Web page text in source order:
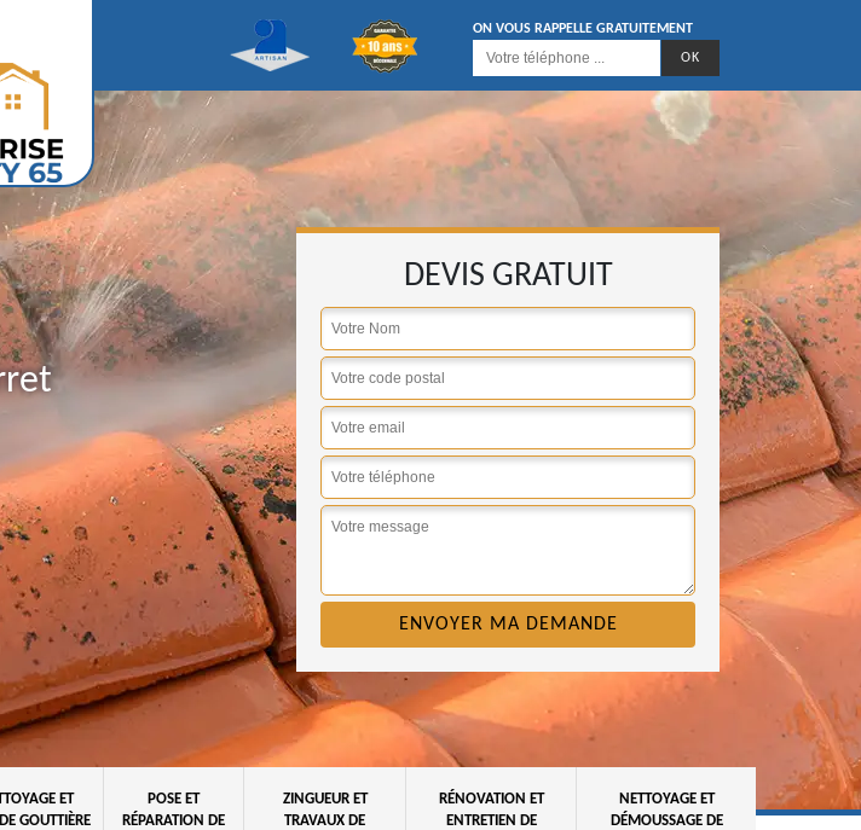
ON VOUS RAPPELLE GRATUITEMENT
DEVIS GRATUIT
ET
GOUTTIÈRE
POSE ET
RÉPARATION DE
ZINGUEUR ET
TRAVAUX DE
RÉNOVATION ET
ENTRETIEN DE
NETTOYAGE ET
DÉMOUSSAGE DE